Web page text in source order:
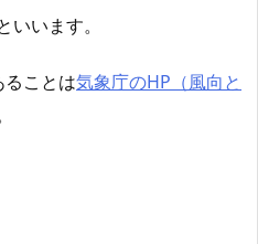
います。
ことは気象庁のHP（風向と